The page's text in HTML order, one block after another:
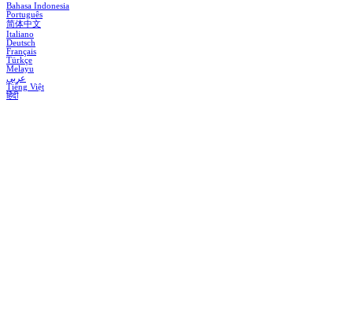
Bahasa Indonesia
Português
简体中文
Italiano
Deutsch
Français
Türkçe
Melayu
عربي
Tiếng Việt
हिंदी